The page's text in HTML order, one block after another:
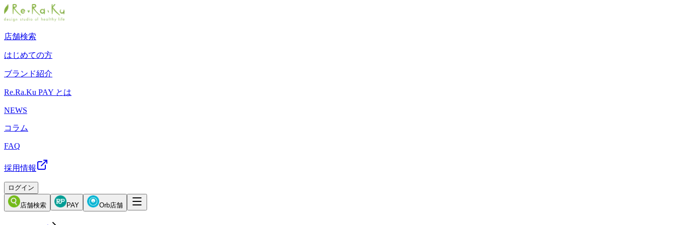
店舗検索
はじめての方
ブランド紹介
Re.Ra.Ku PAY とは
NEWS
コラム
FAQ
採用情報
ログイン
店舗検索 PAY Orb店舗